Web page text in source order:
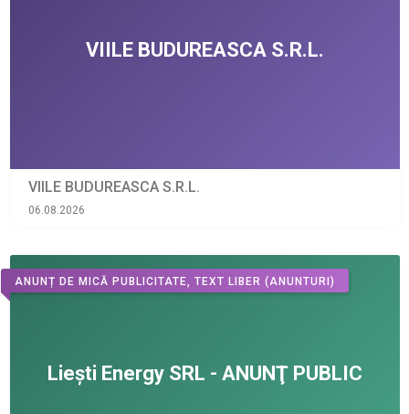
VIILE BUDUREASCA S.R.L.
06.08.2026
ANUNȚ DE MICĂ PUBLICITATE, TEXT LIBER (ANUNTURI)